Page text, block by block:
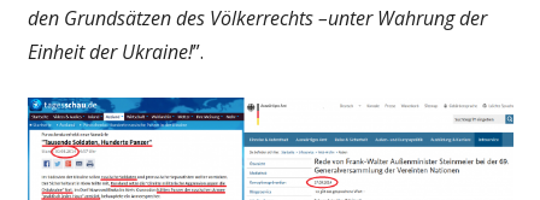
den Grundsätzen des Völkerrechts –unter Wahrung der
Einheit der Ukraine!”.